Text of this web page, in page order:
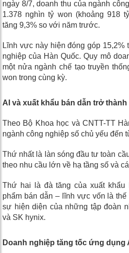
ngày 8/7, doanh thu của ngành
1.378 nghìn tỷ won (khoảng 918
tăng 9,3% so với năm trước.
Lĩnh vực này hiện đóng góp 15,2%
nghiệp của Hàn Quốc. Quy mô
một nửa ngành chế tạo truyền
won trong cùng kỳ.
AI và xuất khẩu bán dẫn trở
Theo Bộ Khoa học và CNTT-TT
ngành công nghiệp số chủ yếu đến
Thứ nhất là làn sóng đầu tư toàn
theo nhu cầu lớn về hạ tầng số và
Thứ hai là đà tăng của xuất khẩu
phẩm bán dẫn – lĩnh vực vốn là
sự hiện diện của những tập đoàn
và SK hynix.
Doanh nghiệp tăng tốc ứng dụng